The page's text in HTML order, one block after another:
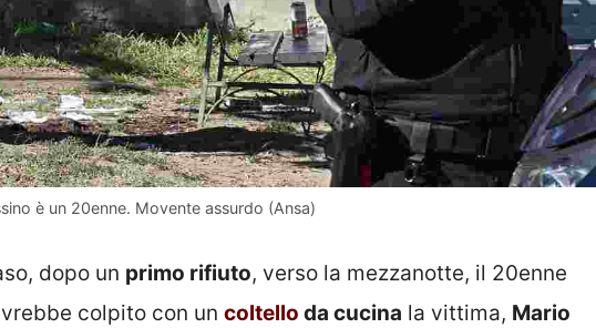
è un 20enne. Movente assurdo (Ansa)
dopo un primo rifiuto, verso la mezzanotte, il 20enne
colpito con un coltello da cucina la vittima, Mario